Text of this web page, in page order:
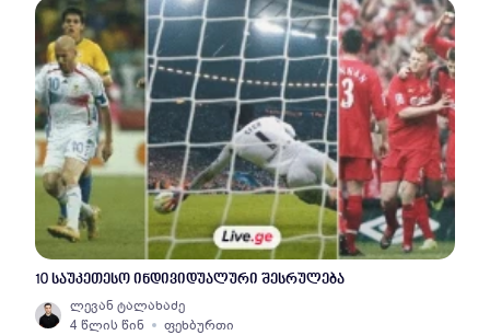
10 საუკეთესო ინდივიდუალური შესრულება
ლევან ტალახაძე
4 წლის წინ
ფეხბურთი